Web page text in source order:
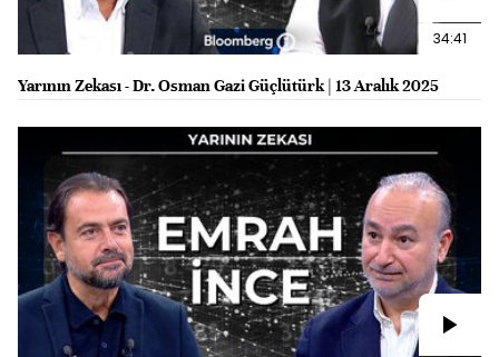
34:41
Yarının Zekası - Dr. Osman Gazi Güçlütürk | 13 Aralık 2025